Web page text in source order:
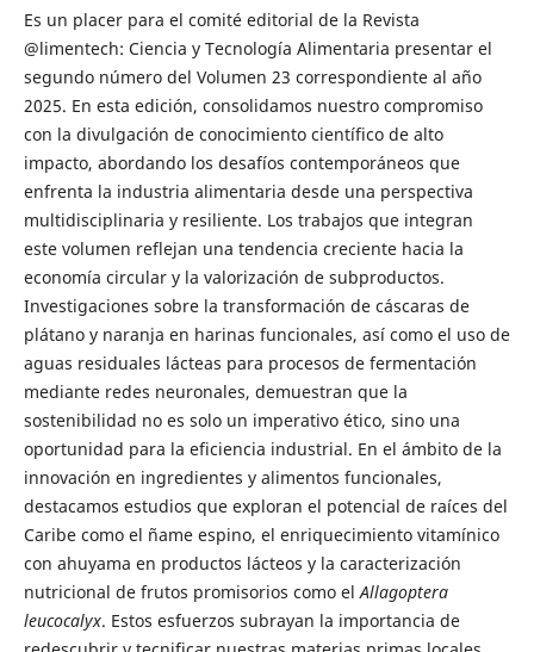
Es un placer para el comité editorial de la Revista
@limentech: Ciencia y Tecnología Alimentaria presentar el
segundo número del Volumen 23 correspondiente al año
2025. En esta edición, consolidamos nuestro compromiso
con la divulgación de conocimiento científico de alto
impacto, abordando los desafíos contemporáneos que
enfrenta la industria alimentaria desde una perspectiva
multidisciplinaria y resiliente. Los trabajos que integran
este volumen reflejan una tendencia creciente hacia la
economía circular y la valorización de subproductos.
Investigaciones sobre la transformación de cáscaras de
plátano y naranja en harinas funcionales, así como el uso de
aguas residuales lácteas para procesos de fermentación
mediante redes neuronales, demuestran que la
sostenibilidad no es solo un imperativo ético, sino una
oportunidad para la eficiencia industrial. En el ámbito de la
innovación en ingredientes y alimentos funcionales,
destacamos estudios que exploran el potencial de raíces del
Caribe como el ñame espino, el enriquecimiento vitamínico
con ahuyama en productos lácteos y la caracterización
nutricional de frutos promisorios como elAllagoptera
leucocalyx. Estos esfuerzos subrayan la importancia de